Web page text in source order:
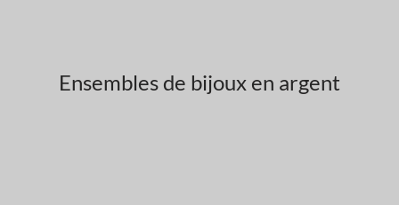
Ensembles de bijoux en argent